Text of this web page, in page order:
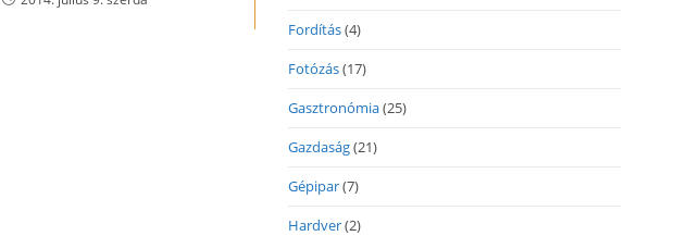
Fordítás(4)
Fotózás(17)
Gasztronómia(25)
Gazdaság(21)
Gépipar(7)
Hardver(2)